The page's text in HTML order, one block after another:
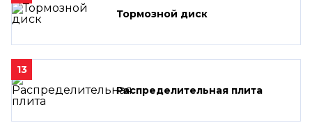
Тормозной диск
13
Распределительная плита